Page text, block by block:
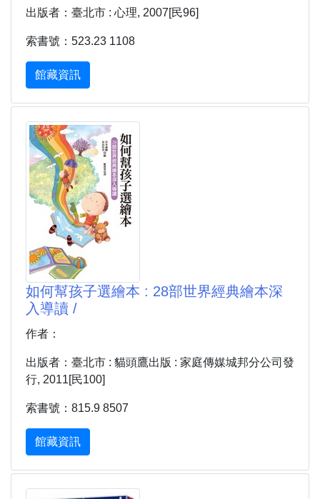
出版者：臺北市 : 心理, 2007[民96]
索書號：523.23 1108
館藏資訊
如何幫孩子選繪本 : 28部世界經典繪本深
入導讀 /
作者：
出版者：臺北市 : 貓頭鷹出版 : 家庭傳媒城邦分公司發
行, 2011[民100]
索書號：815.9 8507
館藏資訊